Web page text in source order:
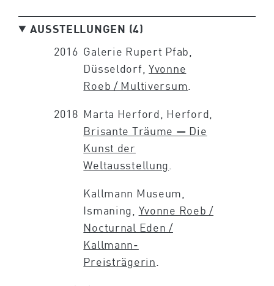
AUSSTELLUNGEN (4)
2016 Galerie Rupert Pfab,
Düsseldorf,Yvonne
Roeb / Multiversum
2018 Marta Herford, Herford,
Brisante Träume — Die
Kunst der
Weltausstellung
Kallmann Museum,
Ismaning, Yvonne Roeb /
Nocturnal Eden /
Kallmann-
Preisträgerin